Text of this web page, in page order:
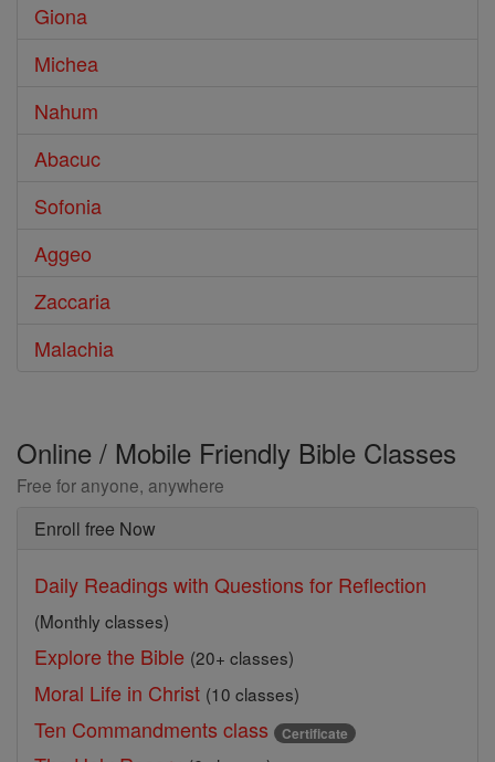
Giona
Michea
Nahum
Abacuc
Sofonia
Aggeo
Zaccaria
Malachia
Online / Mobile Friendly Bible Classes
Free for anyone, anywhere
Enroll free Now
Daily Readings with Questions for Reflection
(Monthly classes)
Explore the Bible (20+ classes)
Moral Life in Christ (10 classes)
Ten Commandments class Certificate